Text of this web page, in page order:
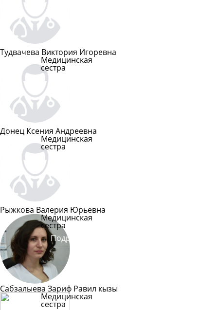
Тудвачева Виктория Игоревна
Медицинская
сестра
Донец Ксения Андреевна
Медицинская
сестра
Рыжкова Валерия Юрьевна
Медицинская
сестра
Подробнее
Сабзалыева Зариф Равил кызы
Медицинская
сестра